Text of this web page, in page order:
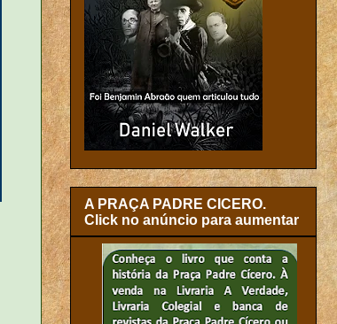
A PRAÇA PADRE CICERO.
Click no anúncio para aumentar